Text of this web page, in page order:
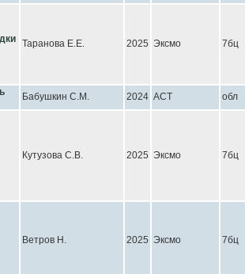
Таранова Е.Е. 2025 Эксмо 7бц
Бабушкин С.М. 2024 АСТ обл
Кутузова С.В. 2025 Эксмо 7бц
Ветров Н. 2025 Эксмо 7бц